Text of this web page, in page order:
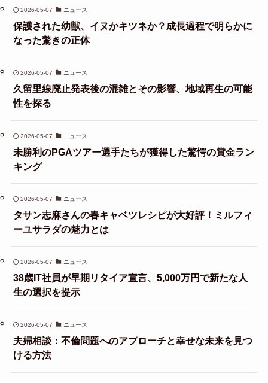
2026-05-07 ニュース
保護された幼獣、イヌかキツネか？成長過程で明らかに
なった驚きの正体
2026-05-07 ニュース
久留里線廃止発表後の混雑とその影響、地域再生の可能
性を探る
2026-05-07 ニュース
未勝利のPGAツアー選手たちが獲得した驚愕の賞金ラン
キング
2026-05-07 ニュース
タサン志麻さんの春キャベツレシピが大好評！ミルフィ
ーユサラダの魅力とは
2026-05-07 ニュース
38歳IT社員が早期リタイア宣言、5,000万円で新たな人
生の選択を提示
2026-05-07 ニュース
夫婦相談：不倫問題へのアプローチと幸せな未来を見つ
ける方法